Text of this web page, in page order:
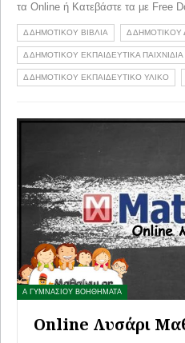
τα Online ή Κατεβάστε τα με Free
Δ ΔΗΜΟΤΙΚΟΥ ΒΙΒΛΙΑ Δ ΔΗΜΟΤΙΚΟΥ
Δ ΔΗΜΟΤΙΚΟΥ ΕΚΠΑΙΔΕΥΤΙΚΑ ΠΑΙΧΝΙΔΙΑ
Δ ΔΗΜΟΤΙΚΟΥ ΕΚΠΑΙΔΕΥΤΙΚΟ ΥΛΙΚΟ
Α ΓΥΜΝΑΣΙΟΥ ΒΟΗΘΗΜΑΤΑ
Online Λυσάρι